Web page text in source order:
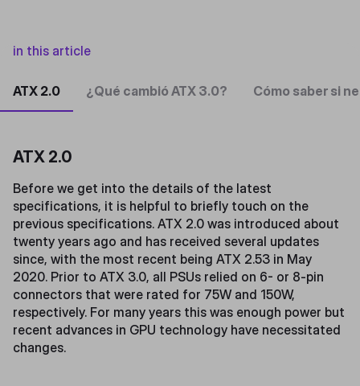
in this article
ATX 2.0 ¿Qué cambió ATX 3.0? Cómo saber si
ATX 2.0
Before we get into the details of the latest
specifications, it is helpful to briefly touch on the
previous specifications. ATX 2.0 was introduced about
twenty years ago and has received several updates
since, with the most recent being ATX 2.53 in May
2020. Prior to ATX 3.0, all PSUs relied on 6- or 8-pin
connectors that were rated for 75W and 150W,
respectively. For many years this was enough power but
recent advances in GPU technology have necessitated
changes.